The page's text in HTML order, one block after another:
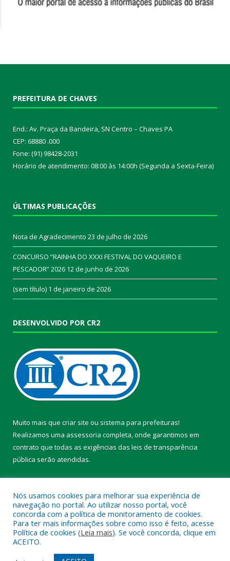
PREFEITURA DE CHAVES
End.: Av. Praça da Bandeira, SN Centro – Chaves PA
CEP: 68880 .000
Fone: (91) 98428-2031
Horário de atendimento: 08:00 às 14:00h (Segunda a Sexta-Feira)
ÚLTIMAS PUBLICAÇÕES
Nota de Agradecimento 23 de julho de 2026
CONCURSO “RAINHA DO XXXI FESTIVAL DO VAQUEIRO E
PESCADOR” 2026 12 de junho de 2026
(sem título) 1 de janeiro de 2026
DESENVOLVIDO POR CR2
Muito mais que criar site ou sistema para prefeituras!
Realizamos uma assessoria completa, onde garantimos em
contrato que todas as exigências das leis de transparência
pública serão atendidas.
Todos os direitos reservados a Prefeitura Municipal de Chaves.
Nós usamos cookies para melhorar sua experiência de
navegação no portal. Ao utilizar nosso portal, você
concorda com a política de monitoramento de cookies.
Para ter mais informações sobre como isso é feito, acesse
Política de cookies (Leia mais). Se você concorda, clique em
ACEITO.